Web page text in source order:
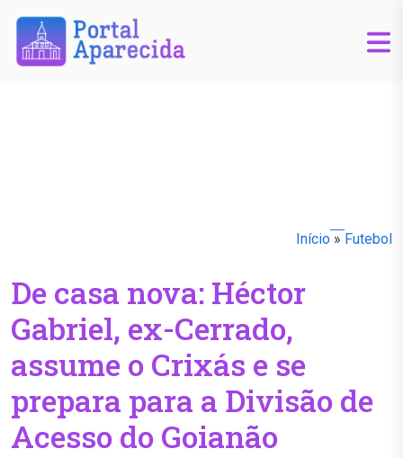
Início » Futebol
De casa nova: Héctor
Gabriel, ex-Cerrado,
assume o Crixás e se
prepara para a Divisão de
Acesso do Goianão